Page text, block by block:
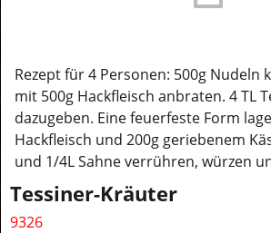
Rezept für 4 Personen: 500g Nudeln
mit 500g Hackfleisch anbraten. 4 TL
dazugeben. Eine feuerfeste Form
Hackfleisch und 200g geriebenem
und 1/4L Sahne verrühren, würzen
Tessiner-Kräuter
9326